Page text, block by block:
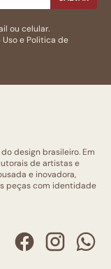
ou celular.
Usoe Politica de
design brasileiro. Em
de artistas e
e inovadora,
peças com identidade